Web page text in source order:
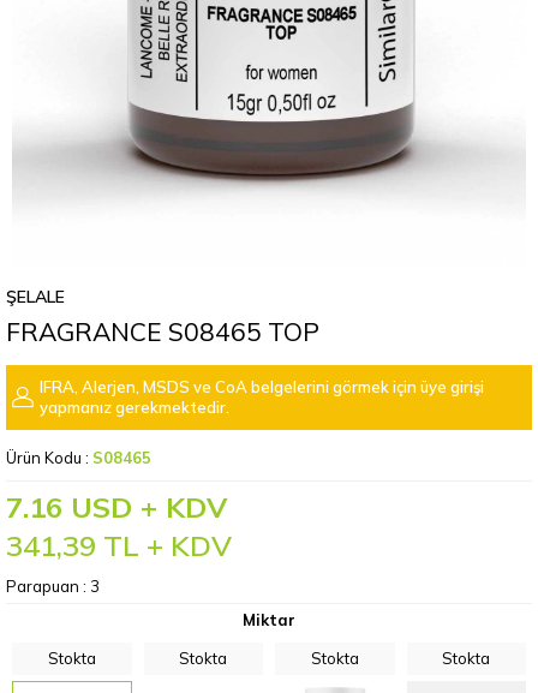
ŞELALE
FRAGRANCE S08465 TOP
IFRA, Alerjen, MSDS ve CoA belgelerini görmek için üye girişi
yapmanız gerekmektedir.
Ürün Kodu : S08465
7.16 USD + KDV
341,39 TL + KDV
Parapuan : 3
Miktar
Stokta
Stokta Stokta Stokta